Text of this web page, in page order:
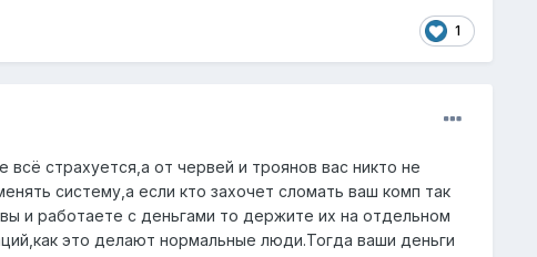
1
страхуется,а от червей и троянов вас никто не
систему,а если кто захочет сломать ваш комп так
и работаете с деньгами то держите их на отдельном
это делают нормальные люди.Тогда ваши деньги